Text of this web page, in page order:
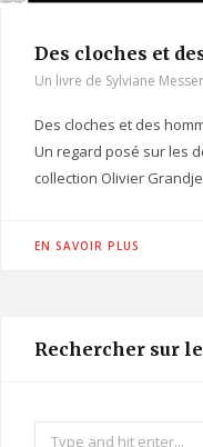
Des cloches et
Un livre de Sylviane
Des cloches et des
Un regard posé sur les
collection Olivier
EN SAVOIR PLUS
Rechercher sur
Search